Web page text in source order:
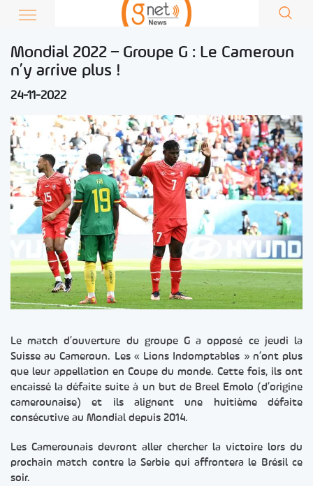
Mondial 2022 – Groupe G : Le Cameroun
n’y arrive plus !
24-11-2022
Le match d’ouverture du groupe G a opposé ce jeudi la
Suisse au Cameroun. Les « Lions Indomptables » n’ont plus
que leur appellation en Coupe du monde. Cette fois, ils ont
encaissé la défaite suite à un but de Breel Emolo (d’origine
camerounaise) et ils alignent une huitième défaite
consécutive au Mondial depuis 2014.
Les Camerounais devront aller chercher la victoire lors du
prochain match contre la Serbie qui affrontera le Brésil ce
soir.